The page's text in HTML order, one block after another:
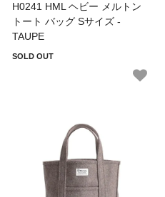
H0241 HML ヘビー メルトン
トート バッグ Sサイズ -
TAUPE
SOLD OUT